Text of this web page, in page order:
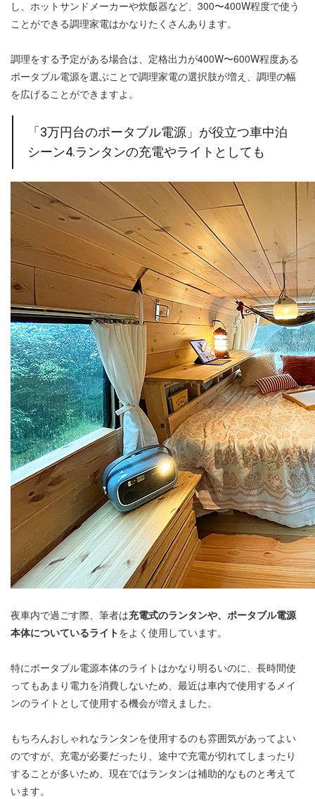
し、ホットサンドメーカーや炊飯器など、300〜400W程度で使う
ことができる調理家電はかなりたくさんあります。
調理をする予定がある場合は、定格出力が400W〜600W程度ある
ポータブル電源を選ぶことで調理家電の選択肢が増え、調理の幅
を広げることができますよ。
「3万円台のポータブル電源」が役立つ車中泊
シーン4.ランタンの充電やライトとしても
夜車内で過ごす際、筆者は充電式のランタンや、ポータブル電源
本体についているライトをよく使用しています。
特にポータブル電源本体のライトはかなり明るいのに、長時間使
ってもあまり電力を消費しないため、最近は車内で使用するメイ
ンのライトとして使用する機会が増えました。
もちろんおしゃれなランタンを使用するのも雰囲気があってよい
のですが、充電が必要だったり、途中で充電が切れてしまったり
することが多いため、現在ではランタンは補助的なものと考えて
います。